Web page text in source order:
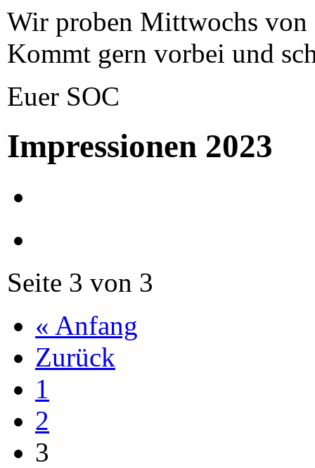
Wir proben Mittwochs
Kommt gern vorbei und
Euer SOC
Impressionen 2023
Seite 3 von 3
« Anfang
Zurück
1
2
3